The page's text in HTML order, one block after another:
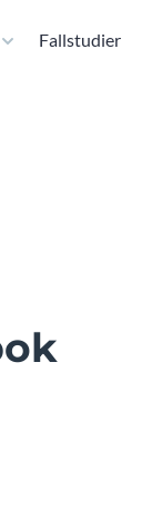
Fallstudier